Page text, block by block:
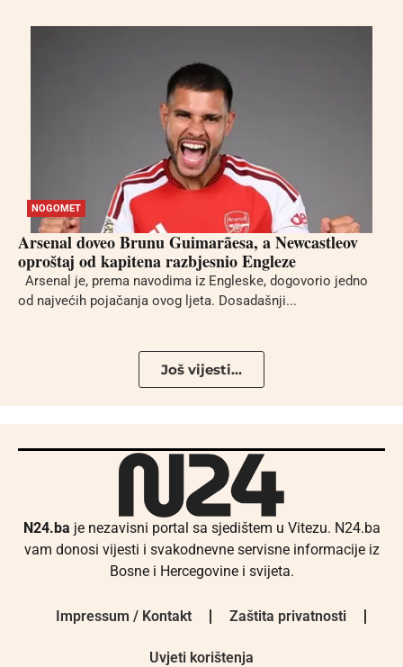
NOGOMET
Arsenal doveo Brunu Guimarãesa, a Newcastleov
oproštaj od kapitena razbjesnio Engleze
Arsenal je, prema navodima iz Engleske, dogovorio jedno
od najvećih pojačanja ovog ljeta. Dosadašnji...
Još vijesti...
N24.ba je nezavisni portal sa sjedištem u Vitezu. N24.ba
vam donosi vijesti i svakodnevne servisne informacije iz
Bosne i Hercegovine i svijeta.
Impressum / Kontakt Zaštita privatnosti
Uvjeti korištenja